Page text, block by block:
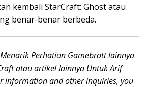
kembali StarCraft: Ghost atau
benar-benar berbeda.
Perhatian Gamebrott lainnya
raft atau artikel lainnya Untuk Arif
information and other inquiries, you